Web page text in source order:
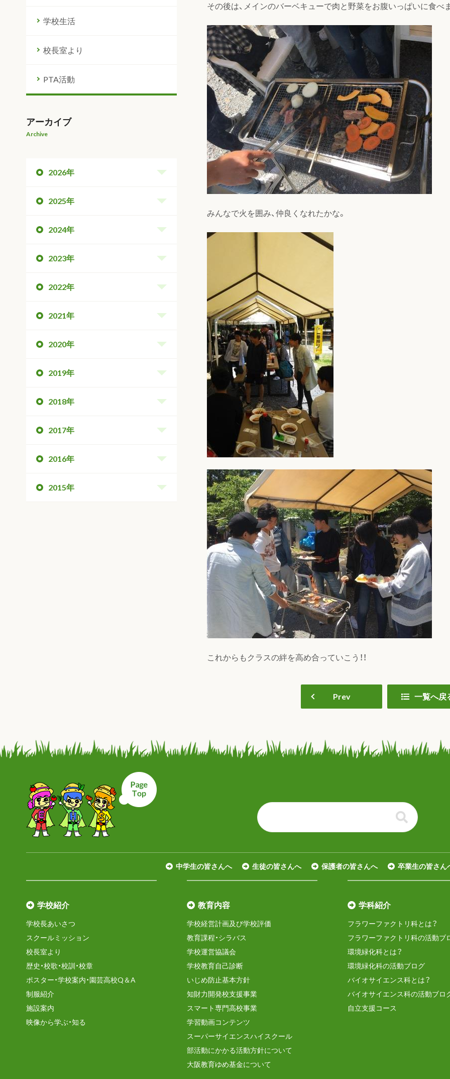
その後は、メインのバーベキューで肉と野菜をお腹いっぱいに食べ
みんなで火を囲み、仲良くなれたかな。
これからもクラスの絆を高め合っていこう！！
Prev 一覧へ戻
学校生活
校長室より
PTA活動
アーカイブ
Archive
2026年
2025年
2024年
2023年
2022年
2021年
2020年
2019年
2018年
2017年
2016年
2015年
中学生の皆さんへ 生徒の皆さんへ 保護者の皆さんへ 卒業生の皆さん
学校紹介
学校長あいさつ
スクールミッション
校長室より
歴史・校歌・校訓・校章
ポスター・学校案内・園芸高校Q＆A
制服紹介
施設案内
映像から学ぶ・知る
教育内容
学校経営計画及び学校評価
教育課程・シラバス
学校運営協議会
学校教育自己診断
いじめ防止基本方針
知財力開発校支援事業
スマート専門高校事業
学習動画コンテンツ
スーパーサイエンスハイスクール
部活動にかかる活動方針について
大阪教育ゆめ基金について
学科紹介
フラワーファクトリ科とは？
フラワーファクトリ科の活動ブ
環境緑化科とは？
環境緑化科の活動ブログ
バイオサイエンス科とは？
バイオサイエンス科の活動ブロ
自立支援コース